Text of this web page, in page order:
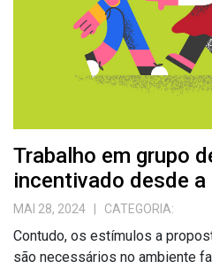
Trabalho em grupo
incentivado desde
MAI 28, 2024 | CATEGORIA:
Contudo, os estímulos a
são necessários no ambiente